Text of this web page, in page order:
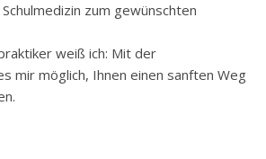
zum gewünschten
weiß ich: Mit der
mir möglich, Ihnen einen sanften Weg